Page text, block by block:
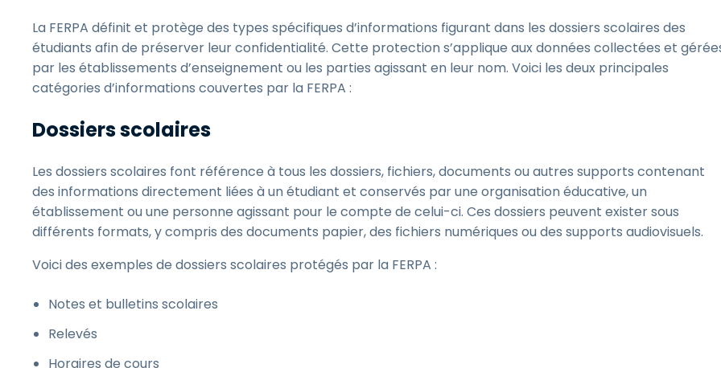
La FERPA définit et protège des types spécifiques d’informations figurant dans les dossiers scolaires des
étudiants afin de préserver leur confidentialité. Cette protection s’applique aux données collectées et
par les établissements d’enseignement ou les parties agissant en leur nom. Voici les deux principales
catégories d’informations couvertes par la FERPA :
Dossiers scolaires
Les dossiers scolaires font référence à tous les dossiers, fichiers, documents ou autres supports contenant
des informations directement liées à un étudiant et conservés par une organisation éducative, un
établissement ou une personne agissant pour le compte de celui-ci. Ces dossiers peuvent exister sous
différents formats, y compris des documents papier, des fichiers numériques ou des supports audiovisuels.
Voici des exemples de dossiers scolaires protégés par la FERPA :
Notes et bulletins scolaires
Relevés
Horaires de cours